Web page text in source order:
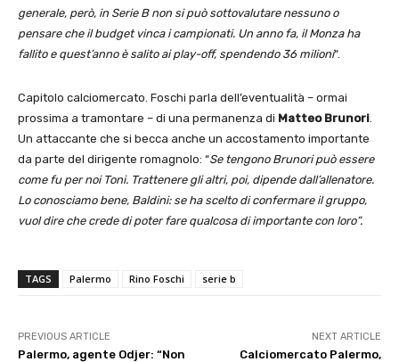
generale, però, in Serie B non si può sottovalutare nessuno o
pensare che il budget vinca i campionati. Un anno fa, il Monza ha
fallito e quest’anno è salito ai play-off, spendendo 36 milioni“.
Capitolo calciomercato. Foschi parla dell’eventualità – ormai
prossima a tramontare – di una permanenza di Matteo Brunori.
Un attaccante che si becca anche un accostamento importante
da parte del dirigente romagnolo: “Se tengono Brunori può essere
come fu per noi Toni. Trattenere gli altri, poi, dipende dall’allenatore.
Lo conosciamo bene, Baldini: se ha scelto di confermare il gruppo,
vuol dire che crede di poter fare qualcosa di importante con loro”.
TAGS Palermo Rino Foschi serie b
PREVIOUS ARTICLE
Palermo, agente Odjer: “Non
NEXT ARTICLE
Calciomercato Palermo,